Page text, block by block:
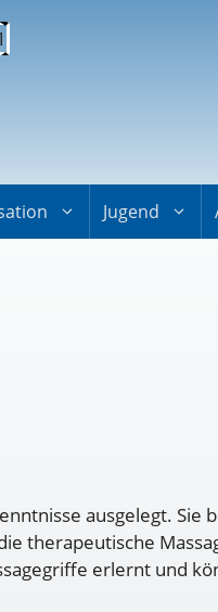
Jugend
ausgelegt.
therapeutische
erlernt und